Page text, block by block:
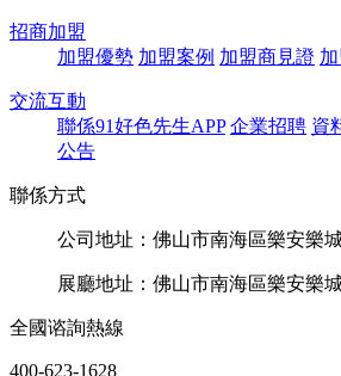
招商加盟
加盟優勢 加盟案例 加盟商見證
交流互動
聯係91好色先生APP 企業招聘 資
公告
聯係方式
公司地址：佛山市南海區樂安樂
展廳地址：佛山市南海區樂安樂
全國谘詢熱線
400-623-1628